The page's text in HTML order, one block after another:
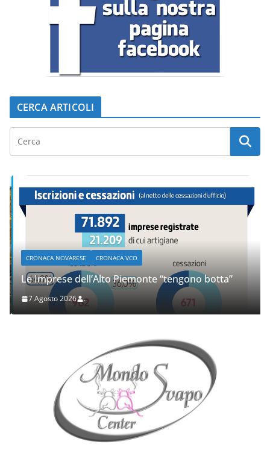
CERCA ARTICOLI
CRONACA NOVARESE CRONACA VCO
Le Imprese dell’Alto Piemonte “tengono botta”
7 Agosto 2026 .